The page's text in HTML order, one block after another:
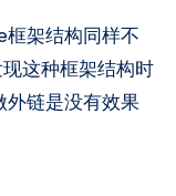
架结构同样不
这种框架结构时
链是没有效果